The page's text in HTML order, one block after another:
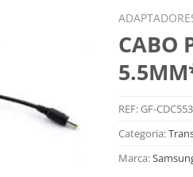
CABO
REF:GF-
Categoria:
Marca: